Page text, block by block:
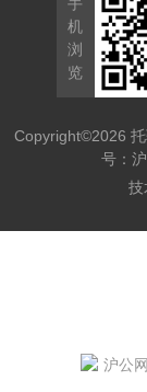
手
机
浏
览
Copyright©2026
号：
技
沪公